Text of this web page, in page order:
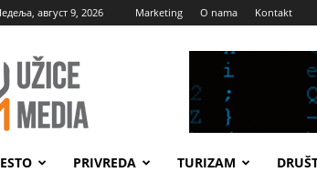
август 9, 2026 Marketing O nama Kontakt
UžiceMedia
PRIVREDA TURIZAM